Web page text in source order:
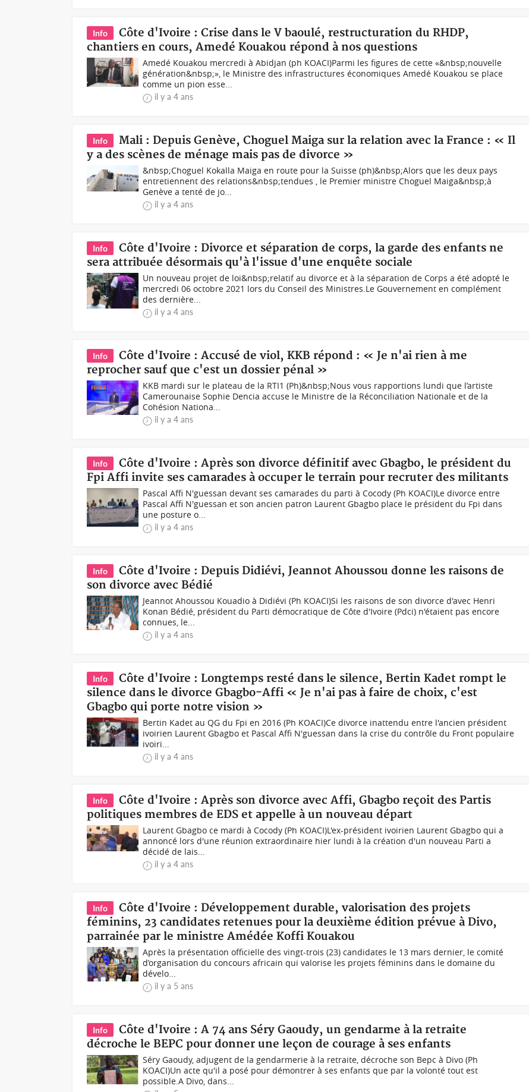
Info
Côte d'Ivoire : Crise dans le V baoulé, restructuration du RHDP,
chantiers en cours, Amedé Kouakou répond à nos questions
Amedé Kouakou mercredi à Abidjan (ph KOACI)Parmi les figures de cette «&nbsp;nouvelle
génération&nbsp;», le Ministre des infrastructures économiques Amedé Kouakou se place
comme un pion esse...
il y a 4 ans
Info
Mali : Depuis Genève, Choguel Maiga sur la relation avec la France : « Il
y a des scènes de ménage mais pas de divorce »
&nbsp;Choguel Kokalla Maiga en route pour la Suisse (ph)&nbsp;Alors que les deux pays
entretiennent des relations&nbsp;tendues , le Premier ministre Choguel Maiga&nbsp;à
Genève a tenté de jo...
il y a 4 ans
Info
Côte d'Ivoire : Divorce et séparation de corps, la garde des enfants ne
sera attribuée désormais qu'à l'issue d'une enquête sociale
Un nouveau projet de loi&nbsp;relatif au divorce et à la séparation de Corps a été adopté le
mercredi 06 octobre 2021 lors du Conseil des Ministres.Le Gouvernement en complément
des dernière...
il y a 4 ans
Info
Côte d'Ivoire : Accusé de viol, KKB répond : « Je n'ai rien à me
reprocher sauf que c'est un dossier pénal »
KKB mardi sur le plateau de la RTI1 (Ph)&nbsp;Nous vous rapportions lundi que l’artiste
Camerounaise Sophie Dencia accuse le Ministre de la Réconciliation Nationale et de la
Cohésion Nationa...
il y a 4 ans
Info
Côte d'Ivoire : Après son divorce définitif avec Gbagbo, le président du
Fpi Affi invite ses camarades à occuper le terrain pour recruter des militants
Pascal Affi N'guessan devant ses camarades du parti à Cocody (Ph KOACI)Le divorce entre
Pascal Affi N'guessan et son ancien patron Laurent Gbagbo place le président du Fpi dans
une posture o...
il y a 4 ans
Info
Côte d'Ivoire : Depuis Didiévi, Jeannot Ahoussou donne les raisons de
son divorce avec Bédié
Jeannot Ahoussou Kouadio à Didiévi (Ph KOACI)Si les raisons de son divorce d'avec Henri
Konan Bédié, président du Parti démocratique de Côte d'Ivoire (Pdci) n'étaient pas encore
connues, le...
il y a 4 ans
Info
Côte d'Ivoire : Longtemps resté dans le silence, Bertin Kadet rompt le
silence dans le divorce Gbagbo-Affi « Je n'ai pas à faire de choix, c'est
Gbagbo qui porte notre vision »
Bertin Kadet au QG du Fpi en 2016 (Ph KOACI)Ce divorce inattendu entre l'ancien président
ivoirien Laurent Gbagbo et Pascal Affi N'guessan dans la crise du contrôle du Front populaire
ivoiri...
il y a 4 ans
Info
Côte d'Ivoire : Après son divorce avec Affi, Gbagbo reçoit des Partis
politiques membres de EDS et appelle à un nouveau départ
Laurent Gbagbo ce mardi à Cocody (Ph KOACI)L'ex-président ivoirien Laurent Gbagbo qui a
annoncé lors d'une réunion extraordinaire hier lundi à la création d'un nouveau Parti a
décidé de lais...
il y a 4 ans
Info
Côte d'Ivoire : Développement durable, valorisation des projets
féminins, 23 candidates retenues pour la deuxième édition prévue à Divo,
parrainée par le ministre Amédée Koffi Kouakou
Après la présentation officielle des vingt-trois (23) candidates le 13 mars dernier, le comité
d’organisation du concours africain qui valorise les projets féminins dans le domaine du
dévelo...
il y a 5 ans
Info
Côte d'Ivoire : A 74 ans Séry Gaoudy, un gendarme à la retraite
décroche le BEPC pour donner une leçon de courage à ses enfants
Séry Gaoudy, adjugent de la gendarmerie à la retraite, décroche son Bepc à Divo (Ph
KOACI)Un acte qu'il a posé pour démontrer à ses enfants que par la volonté tout est
possible.A Divo, dans...